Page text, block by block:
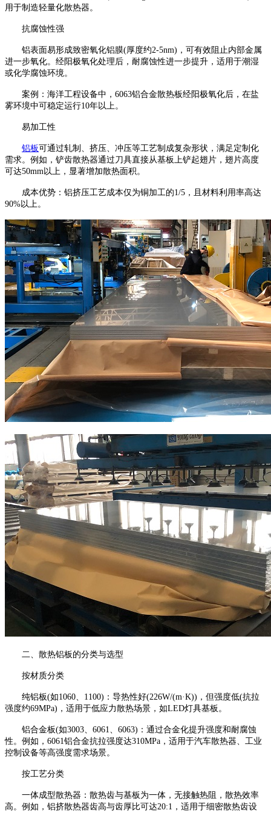
用于制造轻量化散热器。
抗腐蚀性强
铝表面易形成致密氧化铝膜(厚度约2-5nm)，可有效阻止内部金属
进一步氧化。经阳极氧化处理后，耐腐蚀性进一步提升，适用于潮湿
或化学腐蚀环境。
案例：海洋工程设备中，6063铝合金散热板经阳极氧化后，在盐
雾环境中可稳定运行10年以上。
易加工性
铝板可通过轧制、挤压、冲压等工艺制成复杂形状，满足定制化
需求。例如，铲齿散热器通过刀具直接从基板上铲起翅片，翅片高度
可达50mm以上，显著增加散热面积。
成本优势：铝挤压工艺成本仅为铜加工的1/5，且材料利用率高达
90%以上。
二、散热铝板的分类与选型
按材质分类
纯铝板(如1060、1100)：导热性好(226W/(m·K))，但强度低(抗拉
强度约69MPa)，适用于低应力散热场景，如LED灯具基板。
铝合金板(如3003、6061、6063)：通过合金化提升强度和耐腐蚀
性。例如，6061铝合金抗拉强度达310MPa，适用于汽车散热器、工业
控制设备等高强度需求场景。
按工艺分类
一体成型散热器：散热齿与基板为一体，无接触热阻，散热效率
高。例如，铝挤散热器齿高与齿厚比可达20:1，适用于细密散热齿设